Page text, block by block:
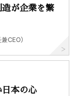
が企業を繁
CEO）
本の心